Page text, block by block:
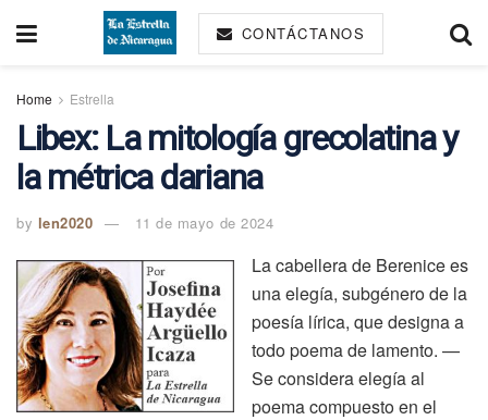
CONTÁCTANOS
Home Estrella
Libex: La mitología grecolatina y
la métrica dariana
by len2020 11 de mayo de 2024
La cabellera de Berenice es
una elegía, subgénero de la
poesía lírica, que designa a
todo poema de lamento. —
Se considera elegía al
poema compuesto en el